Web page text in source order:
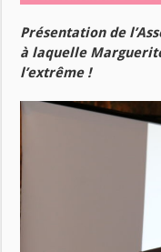
Présentation de
à laquelle
l’extrême !